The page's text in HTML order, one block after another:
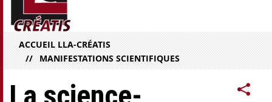
ACCUEIL LLA-CRÉATIS
MANIFESTATIONS SCIENTIFIQUES